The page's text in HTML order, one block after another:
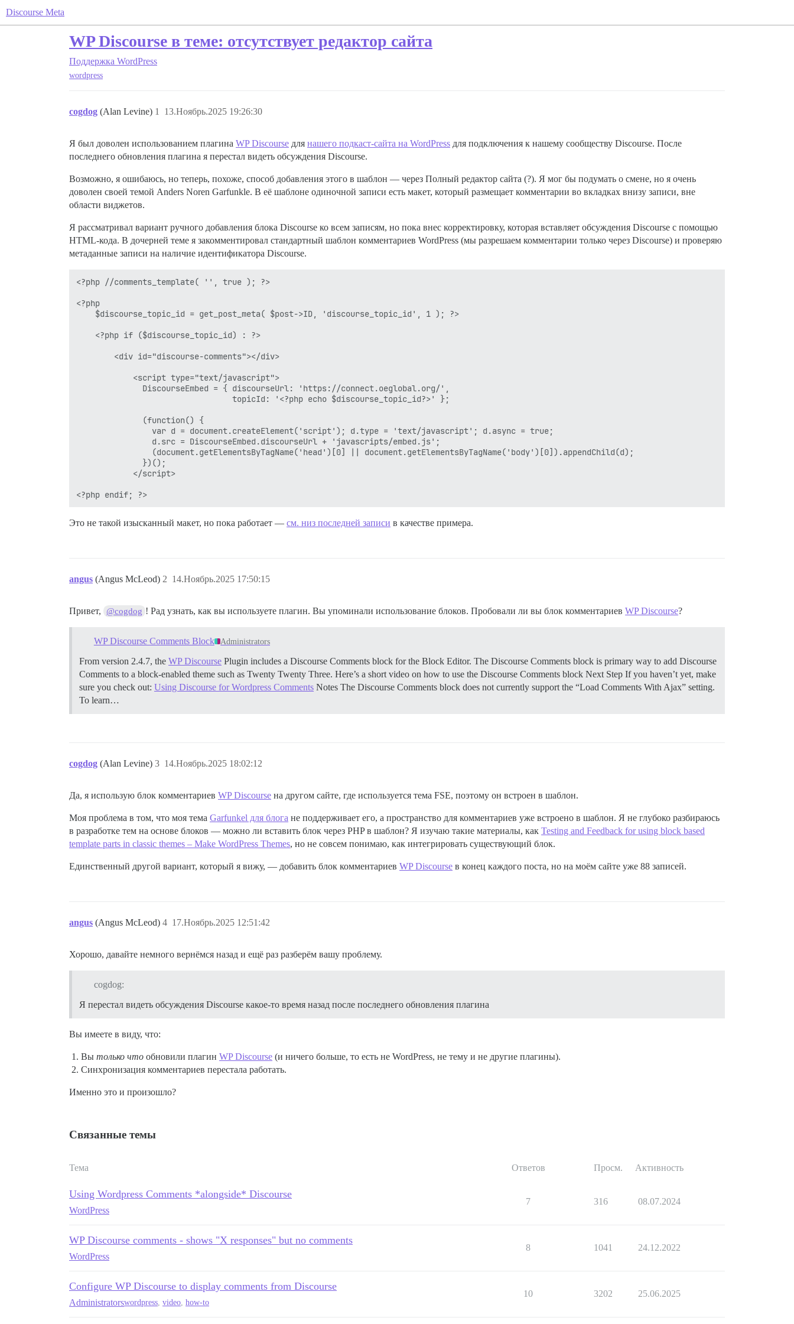
Discourse Meta
WP Discourse в теме: отсутствует редактор сайта
Поддержка WordPress
wordpress
cogdog (Alan Levine) 13.Ноябрь.2025 19:26:30
1
Я был доволен использованием плагина WP Discourse для нашего подкаст-сайта на WordPress для подключения к нашему сообществу Discourse. После
последнего обновления плагина я перестал видеть обсуждения Discourse.
Возможно, я ошибаюсь, но теперь, похоже, способ добавления этого в шаблон — через Полный редактор сайта (?). Я мог бы подумать о смене, но я очень
доволен своей темой Anders Noren Garfunkle. В её шаблоне одиночной записи есть макет, который размещает комментарии во вкладках внизу записи, вне
области виджетов.
Я рассматривал вариант ручного добавления блока Discourse ко всем записям, но пока внес корректировку, которая вставляет обсуждения Discourse с помощью
HTML-кода. В дочерней теме я закомментировал стандартный шаблон комментариев WordPress (мы разрешаем комментарии только через Discourse) и проверяю
метаданные записи на наличие идентификатора Discourse.
<?php //comments_template( '', true ); ?>
<?php
Это не такой изысканный макет, но пока работает — см. низ последней записи в качестве примера.
angus (Angus McLeod) 14.Ноябрь.2025 17:50:15
2
Привет, @cogdog ! Рад узнать, как вы используете плагин. Вы упоминали использование блоков. Пробовали ли вы блок комментариевWP Discourse?
WP Discourse Comments Block Administrators
From version 2.4.7, the WP Discourse Plugin includes a Discourse Comments block for the Block Editor. The Discourse Comments block is primary way to add Discourse
Comments to a block-enabled theme such as Twenty Twenty Three. Here’s a short video on how to use the Discourse Comments block Next Step If you haven’t yet, make
sure you check out: Using Discourse for Wordpress Comments Notes The Discourse Comments block does not currently support the “Load Comments With Ajax” setting.
To learn…
cogdog (Alan Levine) 14.Ноябрь.2025 18:02:12
3
Да, я использую блок комментариев WP Discourse на другом сайте, где используется тема FSE, поэтому он встроен в шаблон.
Моя проблема в том, что моя тема Garfunkel для блога не поддерживает его, а пространство для комментариев уже встроено в шаблон. Я не глубоко разбираюсь
в разработке тем на основе блоков — можно ли вставить блок через PHP в шаблон? Я изучаю такие материалы, как Testing and Feedback for using block based
template parts in classic themes – Make WordPress Themes, но не совсем понимаю, как интегрировать существующий блок.
Единственный другой вариант, который я вижу, — добавить блок комментариев WP Discourse в конец каждого поста, но на моём сайте уже 88 записей.
angus (Angus McLeod) 17.Ноябрь.2025 12:51:42
4
Хорошо, давайте немного вернёмся назад и ещё раз разберём вашу проблему.
cogdog:
Я перестал видеть обсуждения Discourse какое-то время назад после последнего обновления плагина
Вы имеете в виду, что:
Вы только что обновили плагин WP Discourse (и ничего больше, то есть не WordPress, не тему и не другие плагины).
Синхронизация комментариев перестала работать.
Именно это и произошло?
Связанные темы
Тема Ответов Просм. Активность
Using Wordpress Comments *alongside* Discourse
WordPress
7 316 08.07.2024
WP Discourse comments - shows "X responses" but no comments
WordPress
8 1041 24.12.2022
Configure WP Discourse to display comments from Discourse
Administratorswordpress, video, how-to
10 3202 25.06.2025